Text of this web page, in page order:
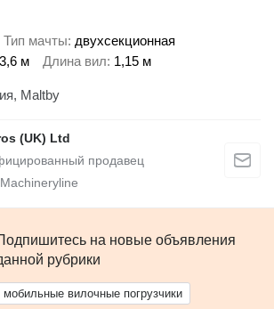
Тип мачты двухсекционная
3,6 м Длина вил 1,15 м
Maltby
(UK) Ltd
на новые объявления
рубрики
мобильные вилочные погрузчики